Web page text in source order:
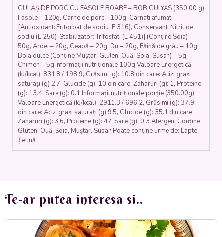
(carne
porc,
carnati,
fasole
boabe,
faina,
ceapa,
ardei,
chimen,
boia)
GULAȘ DE PORC CU FASOLE BOABE – BOB GULYAS (350.00 g)
Fasole – 120g, Carne de porc – 100g, Carnati afumati
[Antioxidant: Eritorbat de sodiu (E 316), Conservant: Nitrit de
sodiu (E 250), Stabilizator: Trifosfati (E 451)] (Conține Soia) –
50g, Ardei – 20g, Ceapă – 20g, Ou – 20g, Făină de grâu – 10g,
Boia dulce (Conține Muștar, Gluten, Ouă, Soia, Susan) – 5g,
Chimen – 5g Informații nutriționale 100g Valoare Energetică
(kJ/kcal): 831.8 / 198.9, Grăsimi (g): 10.8 din care: Acizi grași
saturați (g) 2.7, Glucide (g): 10 din care: Zaharuri (g): 1, Proteine
(g): 13.4, Sare (g): 0.1 Informații nutriționale porție (350.00g)
Valoare Energetică (kJ/kcal): 2911.3 / 696.2, Grăsimi (g): 37.9
din care: Acizi grași saturați (g) 9.5, Glucide (g): 35.1 din care:
Zaharuri (g): 3.6, Proteine (g): 47, Sare (g): 0.3 Alergeni Conține:
Gluten, Ouă, Soia, Muștar, Susan Poate conține urme de: Lapte,
Țelină
Te-ar putea interesa si..